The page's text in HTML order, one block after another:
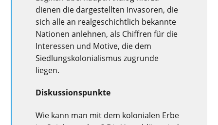
dienen die dargestellten Invasoren, die
sich alle an realgeschichtlich bekannte
Nationen anlehnen, als Chiffren für die
Interessen und Motive, die dem
Siedlungskolonialismus zugrunde
liegen.
Diskussionspunkte
Wie kann man mit dem kolonialen Erbe